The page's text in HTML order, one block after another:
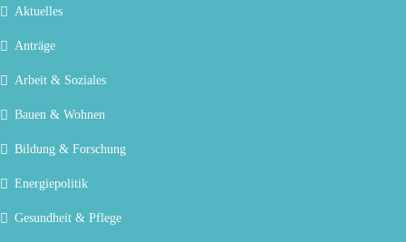
Aktuelles
Anträge
Arbeit & Soziales
Bauen & Wohnen
Bildung & Forschung
Energiepolitik
Gesundheit & Pflege